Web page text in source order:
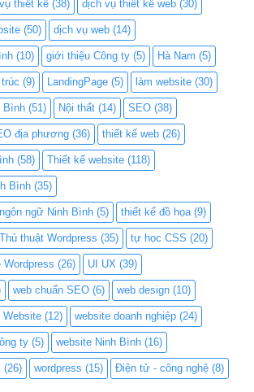
thiết kế (38) dịch vụ thiết kế web (30)
(50) dịch vụ web (14)
(10) giới thiệu Công ty (5) Hà Nam (5)
(9) LandingPage (5) làm website (30)
Bình (51) Nội thất (14) SEO (38)
địa phương (36) thiết kế web (26)
(58) Thiết kế website (118)
Bình (35)
ngữ Ninh Bình (5) thiết kế đồ họa (9)
Thủ thuật Wordpress (35) tự học CSS (20)
(26) UI UX (39)
web chuẩn SEO (6) web design (10)
Website (12) website doanh nghiệp (24)
ty (5) website Ninh Bình (16)
(26) wordpress (15) Điện tử - công nghệ (8)